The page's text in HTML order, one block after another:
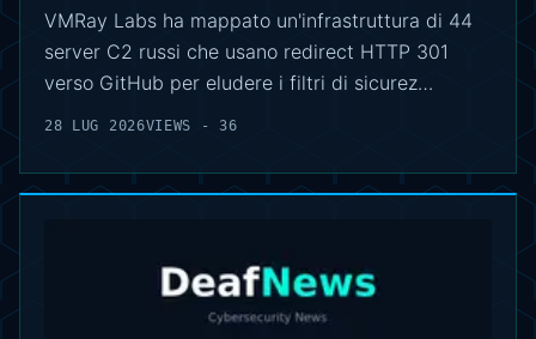
VMRay Labs ha mappato un'infrastruttura di 44
server C2 russi che usano redirect HTTP 301
verso GitHub per eludere i filtri di sicurez…
28 LUG 2026VIEWS - 36